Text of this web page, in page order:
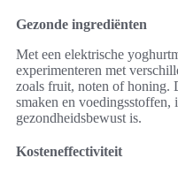
Gezonde ingrediënten
Met een elektrische
experimenteren met
zoals fruit, noten of honing.
smaken en voedingsstoffen,
gezondheidsbewust is.
Kosteneffectiviteit